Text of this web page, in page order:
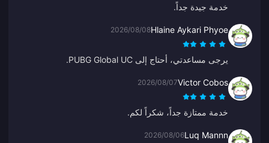
خدمة جيدة جداً.
Hlaine Aykari Phyoe
2026/08/08
يرجى مساعدتي، أحتاج إلى PUBG Global UC.
Victor Cobos
2026/08/07
خدمة ممتازة جداً، شكراً لكم.
Luq Mannn
2026/08/06